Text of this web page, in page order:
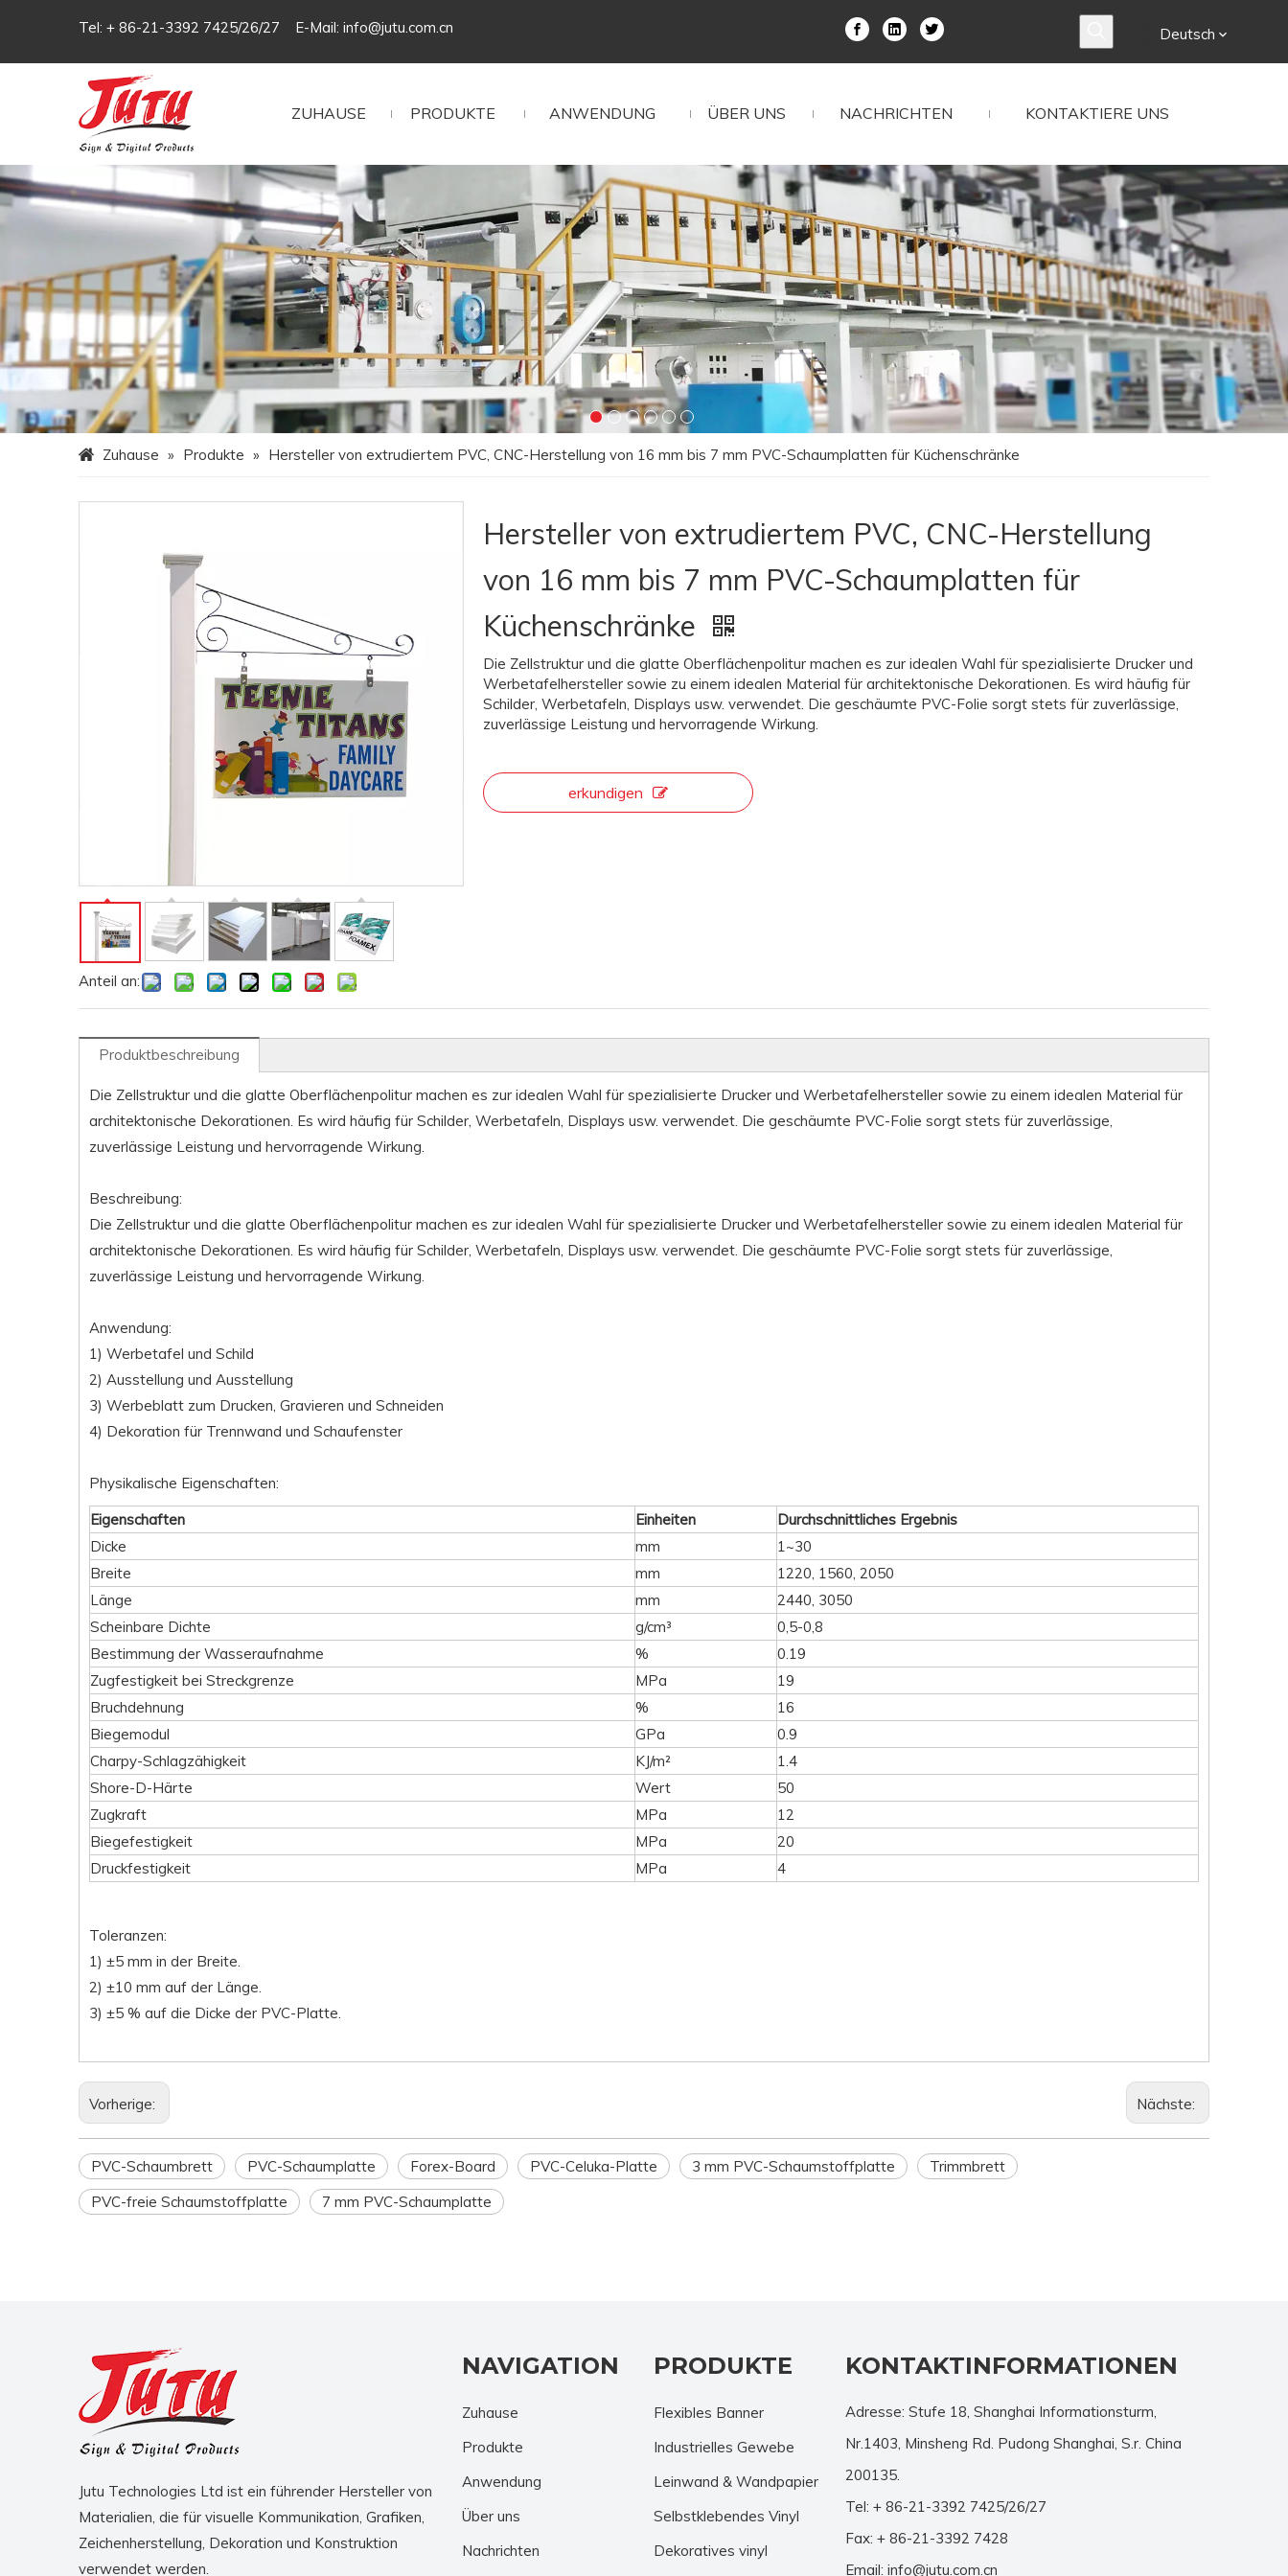
Tel: + 86-21-3392 7425/26/27 E-Mail: info@jutu.com.cn Deutsch
ZUHAUSE PRODUKTE ANWENDUNG ÜBER UNS NACHRICHTEN KONTAKTIERE UNS
Zuhause » Produkte » Hersteller von extrudiertem PVC, CNC-Herstellung von 16 mm bis 7 mm PVC-Schaumplatten für Küchenschränke
Anteil an:
Hersteller von extrudiertem PVC, CNC-Herstellung
von 16 mm bis 7 mm PVC-Schaumplatten für
Küchenschränke
Die Zellstruktur und die glatte Oberflächenpolitur machen es zur idealen Wahl für spezialisierte Drucker und
Werbetafelhersteller sowie zu einem idealen Material für architektonische Dekorationen. Es wird häufig für
Schilder, Werbetafeln, Displays usw. verwendet. Die geschäumte PVC-Folie sorgt stets für zuverlässige,
zuverlässige Leistung und hervorragende Wirkung.
erkundigen
Produktbeschreibung
Die Zellstruktur und die glatte Oberflächenpolitur machen es zur idealen Wahl für spezialisierte Drucker und Werbetafelhersteller sowie zu einem idealen Material für
architektonische Dekorationen. Es wird häufig für Schilder, Werbetafeln, Displays usw. verwendet. Die geschäumte PVC-Folie sorgt stets für zuverlässige,
zuverlässige Leistung und hervorragende Wirkung.
Beschreibung:
Die Zellstruktur und die glatte Oberflächenpolitur machen es zur idealen Wahl für spezialisierte Drucker und Werbetafelhersteller sowie zu einem idealen Material für
architektonische Dekorationen. Es wird häufig für Schilder, Werbetafeln, Displays usw. verwendet. Die geschäumte PVC-Folie sorgt stets für zuverlässige,
zuverlässige Leistung und hervorragende Wirkung.
Anwendung:
1) Werbetafel und Schild
2) Ausstellung und Ausstellung
3) Werbeblatt zum Drucken, Gravieren und Schneiden
4) Dekoration für Trennwand und Schaufenster
Physikalische Eigenschaften:
Eigenschaften
Einheiten
Durchschnittliches Ergebnis
Dicke
mm
1~30
Breite
mm
1220, 1560, 2050
Länge
mm
2440, 3050
Scheinbare Dichte
g/cm³
0,5-0,8
Bestimmung der Wasseraufnahme
%
0.19
Zugfestigkeit bei Streckgrenze
MPa
19
Bruchdehnung
%
16
Biegemodul
GPa
0.9
Charpy-Schlagzähigkeit
KJ/m²
1.4
Shore-D-Härte
Wert
50
Zugkraft
MPa
12
Biegefestigkeit
MPa
20
Druckfestigkeit
MPa 4
Toleranzen:
1) ±5 mm in der Breite.
2) ±10 mm auf der Länge.
3) ±5 % auf die Dicke der PVC-Platte.
Vorherige: Nächste:
PVC-Schaumbrett PVC-Schaumplatte Forex-Board PVC-Celuka-Platte 3 mm PVC-Schaumstoffplatte
Trimmbrett
PVC-freie Schaumstoffplatte
7 mm PVC-Schaumplatte
Jutu Technologies Ltd ist ein führender Hersteller von
Materialien, die für visuelle Kommunikation, Grafiken,
Zeichenherstellung, Dekoration und Konstruktion
verwendet werden.
NAVIGATION
Zuhause
Produkte
Anwendung
Über uns
Nachrichten
PRODUKTE
Flexibles Banner
Industrielles Gewebe
Leinwand & Wandpapier
Selbstklebendes Vinyl
Dekoratives vinyl
KONTAKTINFORMATIONEN
Adresse: Stufe 18, Shanghai Informationsturm,
Nr.1403, Minsheng Rd. Pudong Shanghai, S.r. China
200135.
Tel: + 86-21-3392 7425/26/27
Fax: + 86-21-3392 7428
Email: info@jutu.com.cn